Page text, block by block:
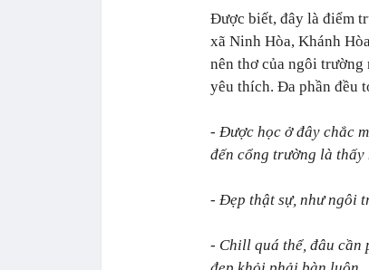
Được biết, đây là điểm
xã Ninh Hòa, Khánh
nên thơ của ngôi
yêu thích. Đa phần đều
- Được học ở đây chắc
đến cổng trường là thấy
- Đẹp thật sự, như ngôi
- Chill quá thể, đâu cần